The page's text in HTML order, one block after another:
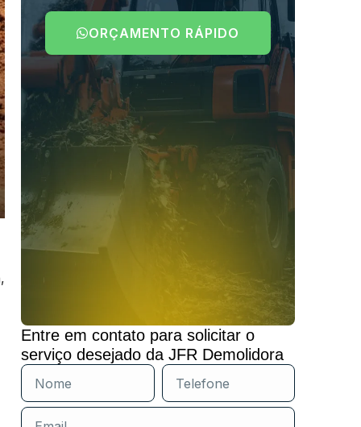
ORÇAMENTO RÁPIDO
Entre em contato para solicitar o
serviço desejado da JFR Demolidora